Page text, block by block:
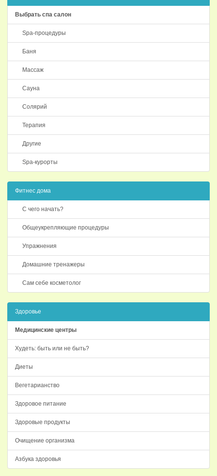
Выбрать спа салон
Spa-процедуры
Баня
Массаж
Сауна
Солярий
Терапия
Другие
Spa-курорты
Фитнес дома
С чего начать?
Общеукрепляющие процедуры
Упражнения
Домашние тренажеры
Сам себе косметолог
Здоровье
Медицинские центры
Худеть: быть или не быть?
Диеты
Вегетарианство
Здоровое питание
Здоровые продукты
Очищение организма
Азбука здоровья